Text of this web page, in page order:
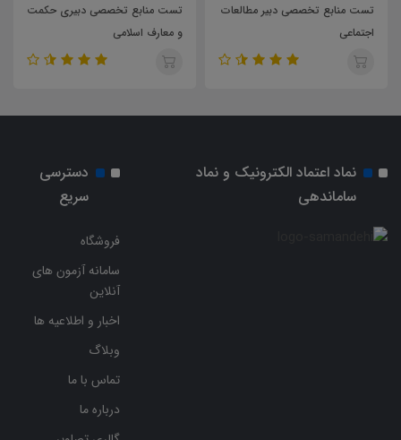
تست منابع تخصصی دبیر مطالعات
اجتماعی
تست منابع تخصصی دبیری حکمت
و معارف اسلامی
نماد اعتماد الکترونیک و نماد
ساماندهی
دسترسی
سریع
فروشگاه
سامانه آزمون های
آنلاین
اخبار و اطلاعیه ها
وبلاگ
تماس با ما
درباره ما